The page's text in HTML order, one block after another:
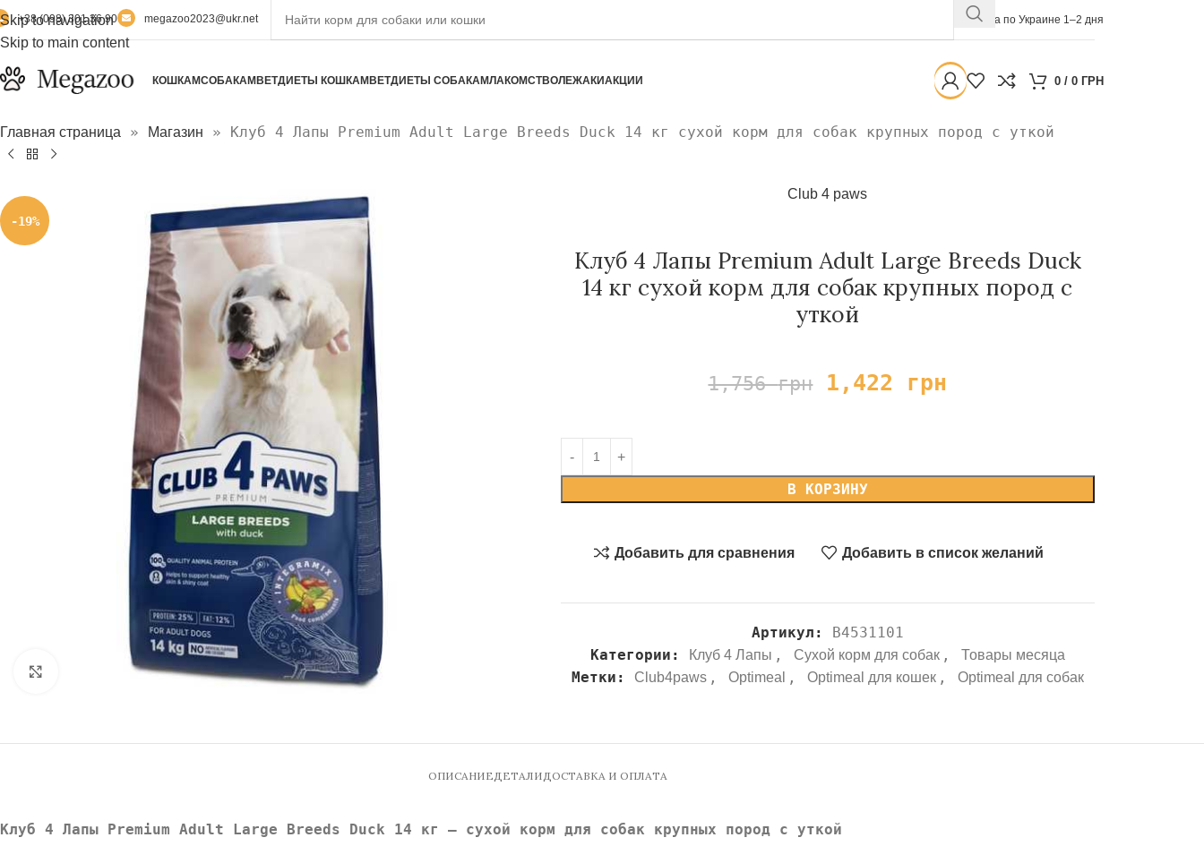
Skip to navigation
Skip to main content
+38 (098) 301 36 90 megazoo2023@ukr.net Доставка по Украине 1–2 дня
КОШКАМСОБАКАМ ВЕТДИЕТЫ КОШКАМ ВЕТДИЕТЫ СОБАКАМЛАКОМСТВОЛЕЖАКИАКЦИИ 0 / 0 ГРН
Главная страница » Магазин » Клуб 4 Лапы Premium Adult Large Breeds Duck 14 кг сухой корм для собак крупных пород с уткой
-19%
Нажмите, чтобы увеличить
Club 4 paws
Клуб 4 Лапы Premium Adult Large Breeds Duck
14 кг сухой корм для собак крупных пород с
уткой
1,756грн 1,422 грн
В КОРЗИНУ
Добавить для сравнения Добавить в список желаний
Артикул: B4531101
Категории:
Клуб 4 Лапы , Сухой корм для собак , Товары месяца
Метки: Club4paws , Optimeal , Optimeal для кошек , Optimeal для собак
ОПИСАНИЕ ДЕТАЛИ ДОСТАВКА И ОПЛАТА
Клуб 4 Лапы Premium Adult Large Breeds Duck 14 кг — сухой корм для собак крупных пород с уткой